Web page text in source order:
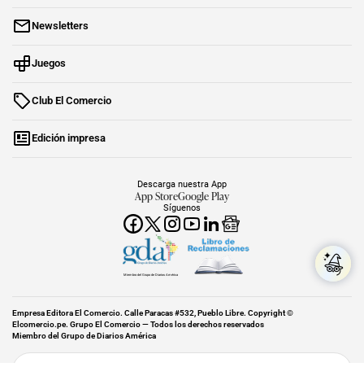
Newsletters
Juegos
Club El Comercio
Edición impresa
Síguenos
Descarga nuestra App
App StoreGoogle Play
Miembro del Grupo de Diarios América
Empresa Editora El Comercio. Calle Paracas #532, Pueblo Libre. Copyright ©
Elcomercio.pe. Grupo El Comercio — Todos los derechos reservados
Miembro del Grupo de Diarios América